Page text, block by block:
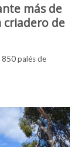
más de
criadero de
palés de